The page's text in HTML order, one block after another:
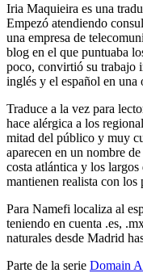
Iria Maquieira es una
Empezó atendiendo
una empresa de
blog en el que puntuaba
poco, convirtió su trabajo
inglés y el español en
Traduce a la vez para
hace alérgica a los
mitad del público y muy
aparecen en un nombre
costa atlántica y los
mantienen realista con los
Para Namefi localiza al
teniendo en cuenta .es,
naturales desde Madrid
Parte de la serie Domain